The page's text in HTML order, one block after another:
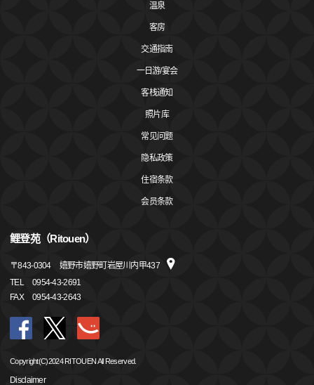
温泉
客房
交通指南
一日游/宴会
客栈通知
照片库
常见问题
隐私政策
住宿条款
会员条款
鲤登苑（Ritouen）
〒843-0304
嬉野市嬉野町岩屋川内甲437
TEL
0954-43-2691
FAX
0954-43-2643
Copyright(C)2024 RITOUEN All Reserved.
Disclaimer